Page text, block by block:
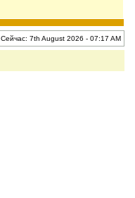
Сейчас: 7th August 2026 - 07:17 AM